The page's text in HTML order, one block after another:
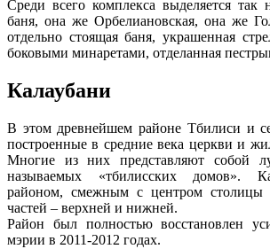
Среди всего комплекса выделяется так
баня, она же Орбелиановская, она же
отдельно стоящая баня, украшенная
боковыми минаретами, отделанная
Калаубани
В этом древнейшем районе Тбилиси и
построенные в средние века церкви и
Многие из них представляют собой
называемых «тбилисских домов».
районом, смежным с центром столицы
частей – верхней и нижней.
Район был полностью восстановлен
мэрии в 2011-2012 годах.